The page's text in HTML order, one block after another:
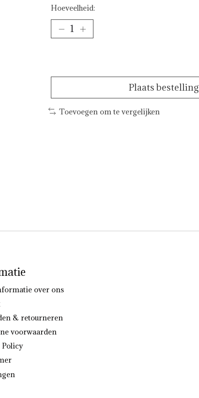
Hoeveelheid:
Plaats bestelling
Toevoegen om te vergelijken
over ons
& retourneren
voorwaarden